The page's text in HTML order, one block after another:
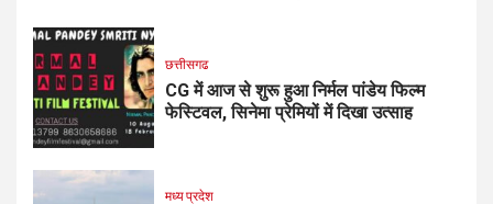
छत्तीसगढ
CG में आज से शुरू हुआ निर्मल पांडेय फिल्म
फेस्टिवल, सिनेमा प्रेमियों में दिखा उत्साह
मध्य प्रदेश